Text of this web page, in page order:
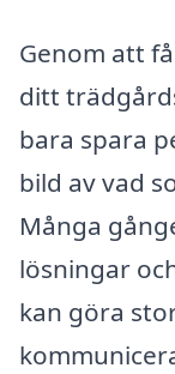
Genom att
ditt
bara spara
bild av vad
Många
lösningar
kan göra